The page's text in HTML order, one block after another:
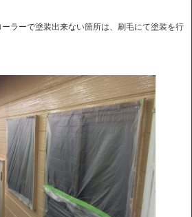
ーラーで塗装出来ない箇所は、刷毛にて塗装を行